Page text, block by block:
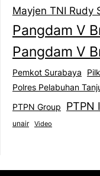
Mayjen TNI Rudy
Pangdam V
Pangdam V
Pemkot Surabaya
Polres Pelabuhan
PTPN Group PTPN I
unair Video